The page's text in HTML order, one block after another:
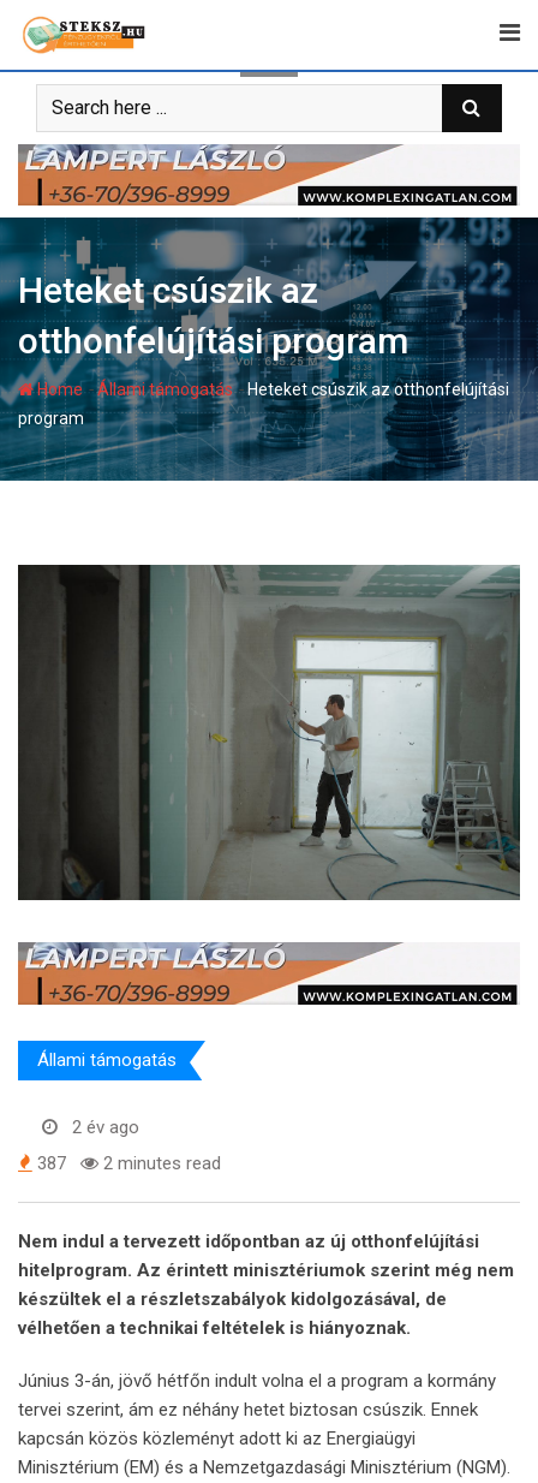
content
Heteket csúszik az
otthonfelújítási program
Home-Állami támogatás-Heteket csúszik az otthonfelújítási
program
Állami támogatás
2 év ago
387
2 minutes read
Nem indul a tervezett időpontban az új otthonfelújítási
hitelprogram. Az érintett minisztériumok szerint még nem
készültek el a részletszabályok kidolgozásával, de
vélhetően a technikai feltételek is hiányoznak.
Június 3-án, jövő hétfőn indult volna el a program a kormány
tervei szerint, ám ez néhány hetet biztosan csúszik. Ennek
kapcsán közös közleményt adott ki az Energiaügyi
Minisztérium (EM) és a Nemzetgazdasági Minisztérium (NGM).